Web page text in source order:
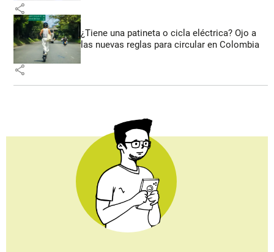
share
¿Tiene una patineta o cicla eléctrica? Ojo a
las nuevas reglas para circular en Colombia
share